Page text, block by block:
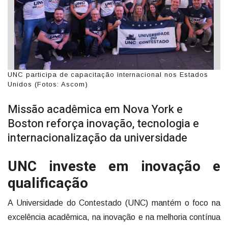
UNC participa de capacitação internacional nos Estados
Unidos (Fotos: Ascom)
Missão acadêmica em Nova York e
Boston reforça inovação, tecnologia e
internacionalização da universidade
UNC investe em inovação e
qualificação
A Universidade do Contestado (UNC) mantém o foco na
excelência acadêmica, na inovação e na melhoria contínua